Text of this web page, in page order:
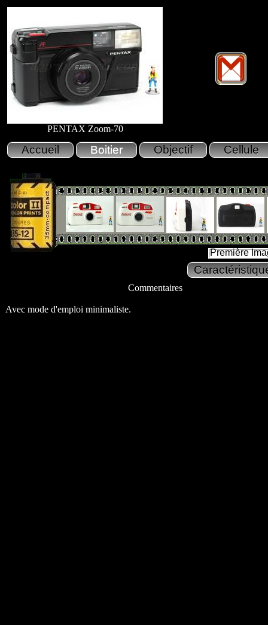
PENTAX Zoom-70
Première
Commentaires
Avec mode d'emploi minimaliste.